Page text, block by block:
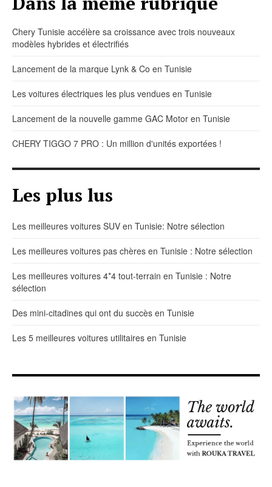
Chery Tunisie accélère sa croissance avec trois nouveaux
modèles hybrides et électrifiés
Lancement de la marque Lynk & Co en Tunisie
Les voitures électriques les plus vendues en Tunisie
Lancement de la nouvelle gamme GAC Motor en Tunisie
CHERY TIGGO 7 PRO : Un million d'unités exportées !
Les plus lus
Les meilleures voitures SUV en Tunisie: Notre sélection
Les meilleures voitures pas chères en Tunisie : Notre sélection
Les meilleures voitures 4*4 tout-terrain en Tunisie : Notre
sélection
Des mini-citadines qui ont du succès en Tunisie
Les 5 meilleures voitures utilitaires en Tunisie